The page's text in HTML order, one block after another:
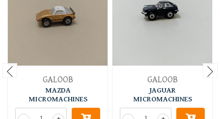
GALOOB
MAZDA
MICROMACHINES
GALOOB
JAGUAR
MICROMACHINES